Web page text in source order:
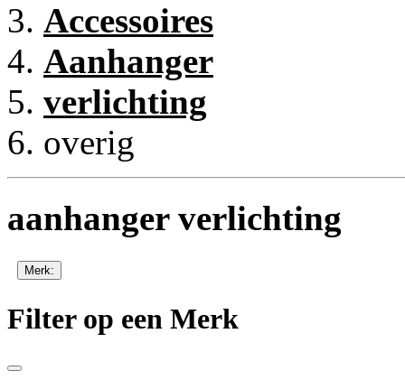
Accessoires
Aanhanger
verlichting
overig
aanhanger verlichting
Merk:
Filter op een Merk